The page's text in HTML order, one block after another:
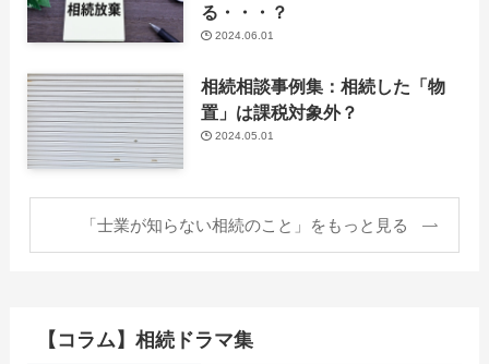
る・・・？
2024.06.01
相続相談事例集：相続した「物
置」は課税対象外？
2024.05.01
「士業が知らない相続のこと」をもっと見る
【コラム】相続ドラマ集